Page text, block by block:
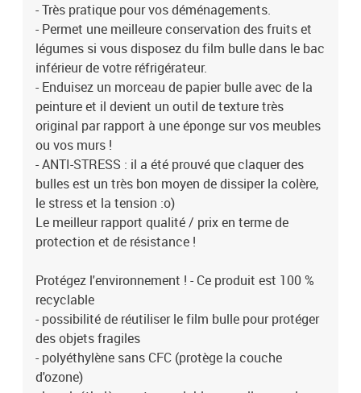
- Très pratique pour vos déménagements.
- Permet une meilleure conservation des fruits et
légumes si vous disposez du film bulle dans le bac
inférieur de votre réfrigérateur.
- Enduisez un morceau de papier bulle avec de la
peinture et il devient un outil de texture très
original par rapport à une éponge sur vos meubles
ou vos murs !
- ANTI-STRESS : il a été prouvé que claquer des
bulles est un très bon moyen de dissiper la colère,
le stress et la tension :o)
Le meilleur rapport qualité / prix en terme de
protection et de résistance !
Protégez l'environnement ! - Ce produit est 100 %
recyclable
- possibilité de réutiliser le film bulle pour protéger
des objets fragiles
- polyéthylène sans CFC (protège la couche
d'ozone)